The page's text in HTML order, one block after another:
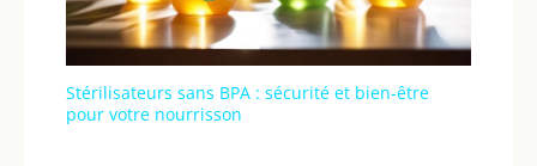
Stérilisateurs sans BPA : sécurité et bien-être
pour votre nourrisson